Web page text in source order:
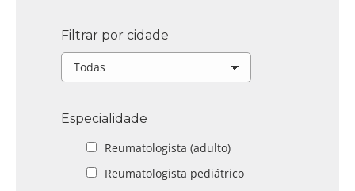
Filtrar por cidade
Especialidade
Reumatologista (adulto)
Reumatologista pediátrico